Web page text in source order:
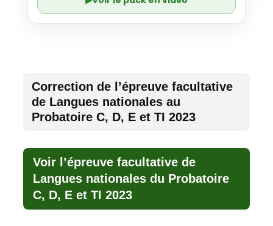
Correction de l’épreuve facultative
de Langues nationales au
Probatoire C, D, E et TI 2023
Voir l’épreuve facultative de
Langues nationales du Probatoire
C, D, E et TI 2023